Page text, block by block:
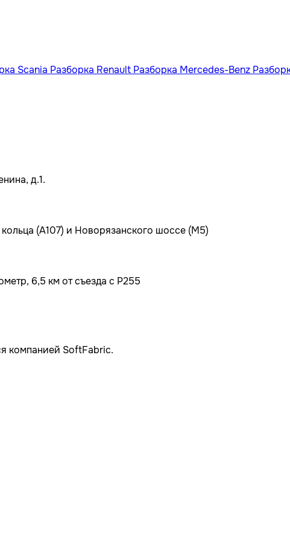
Scania Разборка Renault Разборка Mercedes-Benz
д.1.
(А107) и Новорязанского шоссе (М5)
6,5 км от съезда с Р255
компанией SoftFabric.